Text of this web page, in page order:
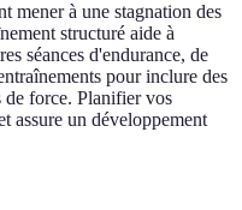
mener à une stagnation des
structuré aide à
séances d'endurance, de
pour inclure des
de force. Planifier vos
assure un développement